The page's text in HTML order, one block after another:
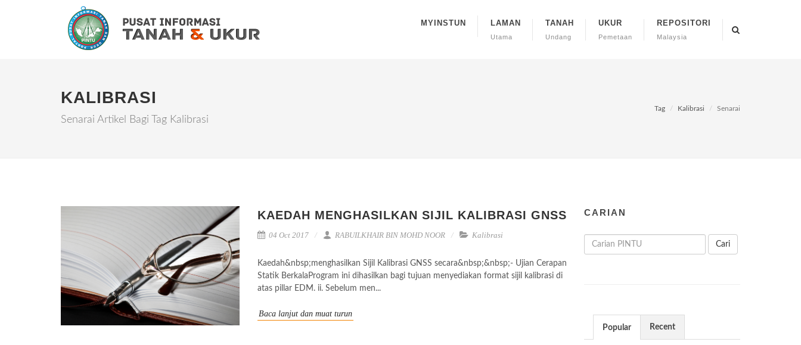
MYINSTUN LAMAN
Utama
TANAH
Undang
UKUR
Pemetaan
REPOSITORI
Malaysia
KALIBRASI
Senarai Artikel Bagi Tag Kalibrasi
Tag Kalibrasi Senarai
KAEDAH MENGHASILKAN SIJIL KALIBRASI GNSS
04 Oct 2017 RABUILKHAIR BIN MOHD NOOR Kalibrasi
Kaedah&nbsp;menghasilkan Sijil Kalibrasi GNSS secara&nbsp;&nbsp;- Ujian Cerapan
Statik BerkalaProgram ini dihasilkan bagi tujuan menyediakan format sijil kalibrasi di
atas pillar EDM. ii. Sebelum men...
Baca lanjut dan muat turun
CARIAN
Cari
Popular Recent